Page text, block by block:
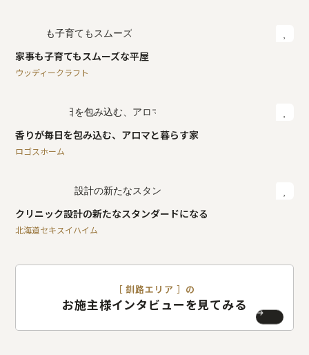
家事も子育てもスムーズな平屋
ウッディークラフト
香りが毎日を包み込む、アロマと暮らす家
ロゴスホーム
クリニック設計の新たなスタンダードになる
北海道セキスイハイム
［ 釧路エリア ］の
お施主様インタビューを見てみる